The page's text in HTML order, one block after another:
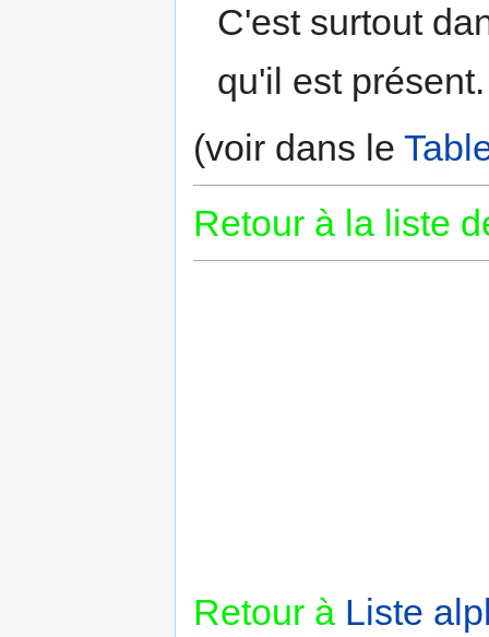
C'est surtout
qu'il est présent.
(voir dans le
Retour à la liste
Retour à Liste